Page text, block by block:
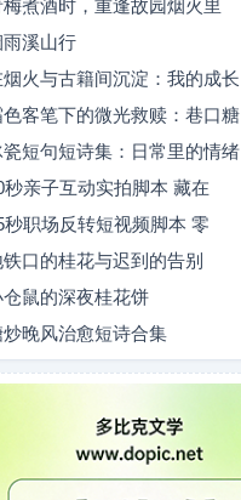
梅煮酒时，重逢故园烟火里
雨溪山行
烟火与古籍间沉淀：我的成长
色客笔下的微光救赎：巷口糖
瓷短句短诗集：日常里的情绪
秒亲子互动实拍脚本 藏在
秒职场反转短视频脚本 零
口的桂花与迟到的告别
仓鼠的深夜桂花饼
炒晚风治愈短诗合集